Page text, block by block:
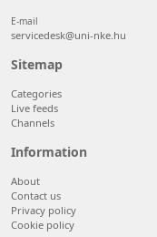
E-mail
servicedesk@uni-nke.hu
Sitemap
Categories
Live feeds
Channels
Information
About
Contact us
Privacy policy
Cookie policy